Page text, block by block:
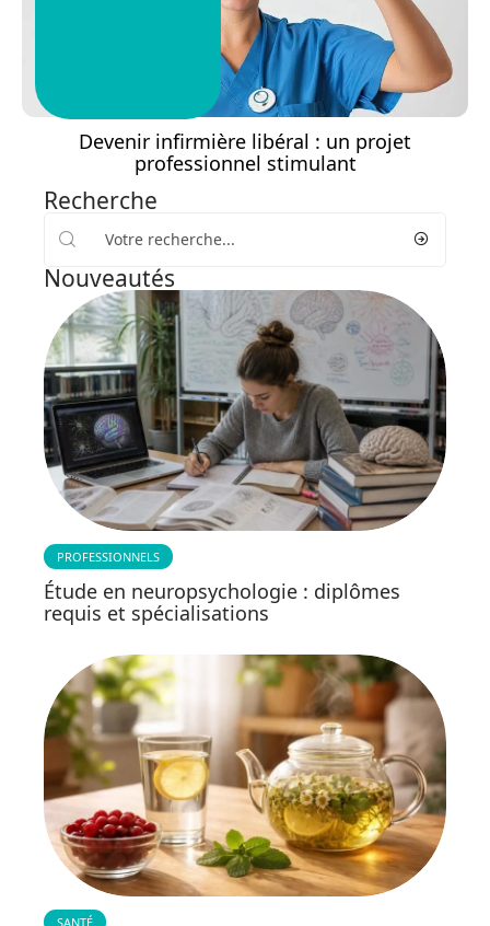
Devenir infirmière libéral : un projet
professionnel stimulant
Recherche
Nouveautés
PROFESSIONNELS
Étude en neuropsychologie : diplômes
requis et spécialisations
SANTÉ